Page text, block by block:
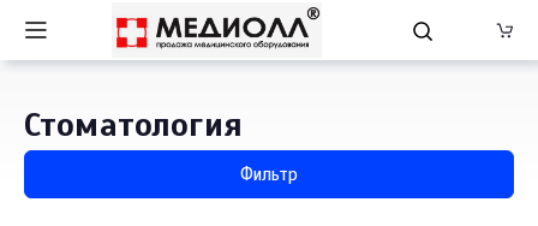
Стоматология
Фильтр